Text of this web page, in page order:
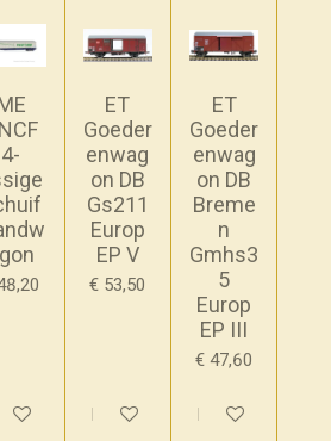
4-
ET
Goeder
enwag
on DB
Gs211
Europ
EP V
€ 53,50
In winkelwagen
ET
Goeder
enwag
on DB
Breme
n
Gmhs3
5
Europ
EP III
€ 47,60
In winkelwagen